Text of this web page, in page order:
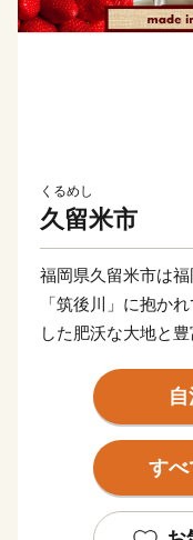
くるめし
久留米市
福岡県久留米市は
「筑後川」に抱か
した肥沃な大地と
また、明治以降は
のシューズメーカ
「ムーンスター」
トン」を中心とし
その発展の過程で
すべ